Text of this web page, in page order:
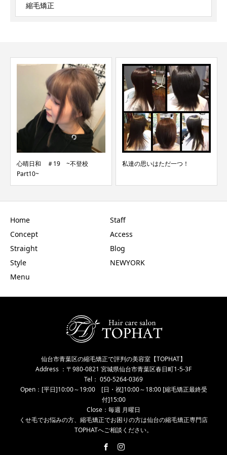
縮毛矯正
心晴日和 ＃19 ~不登校
Part10~
私達の思いはただ一つ！
Home
Concept
Straight
Style
Menu
Staff
Access
Blog
NEWYORK
仙台市青葉区の縮毛矯正で評判の美容室【TOPHAT】
Address ：〒980-0821 宮城県仙台市青葉区春日町1-5-3F
Tel： 050-5264-0369
Open：[平日]10:00～19:00 [日・祝]10:00～18:00 [縮毛矯正最終受
付]15:00
Close：毎週 月曜日
くせ毛でお悩みの方、縮毛矯正でお困りの方は仙台の縮毛矯正専門店
TOPHATへご相談ください。